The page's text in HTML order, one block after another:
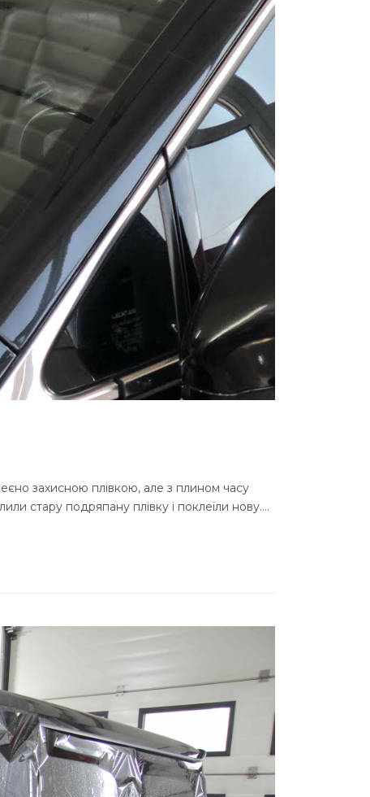
захисною плівкою, але з плином часу
стару подряпану плівку і поклеїли нову.…